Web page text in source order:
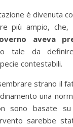
è divenuta
più ampio, che,
aveva
tale da
contestabili.
strano il
una
sono basate
sarebbe